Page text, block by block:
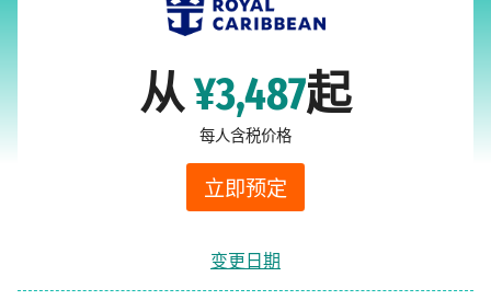
从¥3,487起
每人含税价格
立即预定
变更日期